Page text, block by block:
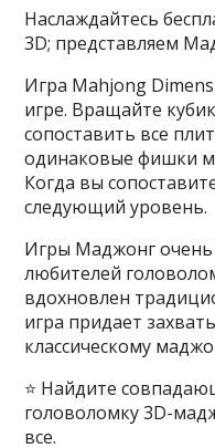
Наслаждайтесь
3D; представляем
Игра Mahjong
игре. Вращайте
сопоставить все
одинаковые фишки
Когда вы
следующий уровень.
Игры Маджонг очень
любителей
вдохновлен
игра придает
классическому
⭐ Найдите
головоломку 3D-
все.